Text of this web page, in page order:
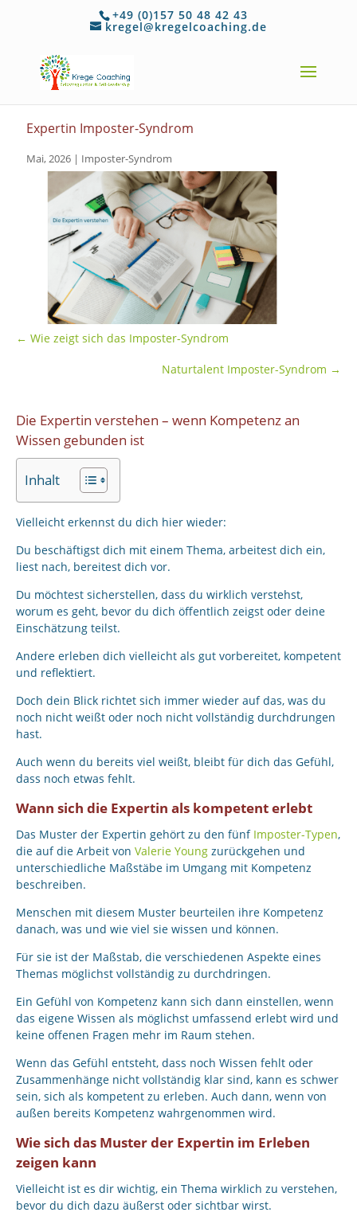
+49 (0)157 50 48 42 43
kregel@kregelcoaching.de
Expertin Imposter-Syndrom
Mai, 2026 | Imposter-Syndrom
← Wie zeigt sich das Imposter-Syndrom
Naturtalent Imposter-Syndrom →
Die Expertin verstehen – wenn Kompetenz an
Wissen gebunden ist
Inhalt
Vielleicht erkennst du dich hier wieder:
Du beschäftigst dich mit einem Thema, arbeitest dich ein,
liest nach, bereitest dich vor.
Du möchtest sicherstellen, dass du wirklich verstehst,
worum es geht, bevor du dich öffentlich zeigst oder deine
Einschätzung teilst.
Andere erleben dich vielleicht als gut vorbereitet, kompetent
und reflektiert.
Doch dein Blick richtet sich immer wieder auf das, was du
noch nicht weißt oder noch nicht vollständig durchdrungen
hast.
Auch wenn du bereits viel weißt, bleibt für dich das Gefühl,
dass noch etwas fehlt.
Wann sich die Expertin als kompetent erlebt
Das Muster der Expertin gehört zu den fünfImposter-Typen,
die auf die Arbeit von Valerie Young zurückgehen und
unterschiedliche Maßstäbe im Umgang mit Kompetenz
beschreiben.
Menschen mit diesem Muster beurteilen ihre Kompetenz
danach, was und wie viel sie wissen und können.
Für sie ist der Maßstab, die verschiedenen Aspekte eines
Themas möglichst vollständig zu durchdringen.
Ein Gefühl von Kompetenz kann sich dann einstellen, wenn
das eigene Wissen als möglichst umfassend erlebt wird und
keine offenen Fragen mehr im Raum stehen.
Wenn das Gefühl entsteht, dass noch Wissen fehlt oder
Zusammenhänge nicht vollständig klar sind, kann es schwer
sein, sich als kompetent zu erleben. Auch dann, wenn von
außen bereits Kompetenz wahrgenommen wird.
Wie sich das Muster der Expertin im Erleben
zeigen kann
Vielleicht ist es dir wichtig, ein Thema wirklich zu verstehen,
bevor du dich dazu äußerst oder sichtbar wirst.